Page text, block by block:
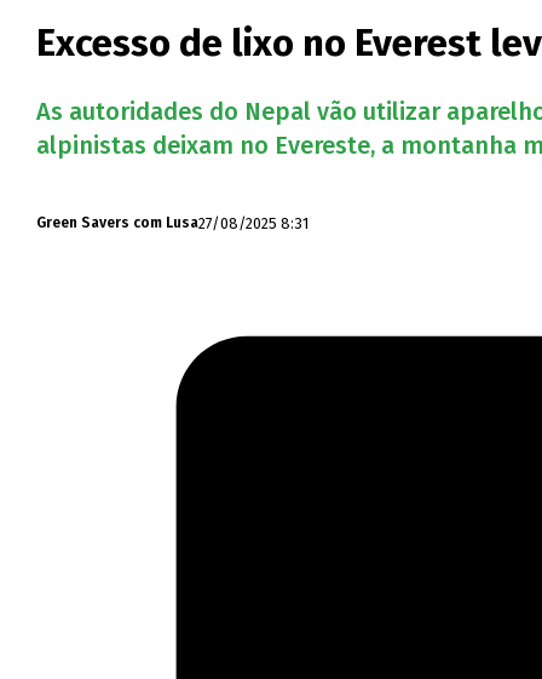
Excesso de lixo no Everest
As autoridades do Nepal vão utilizar
alpinistas deixam no Evereste, a montanha
Green Savers com Lusa27/08/2025 8:31